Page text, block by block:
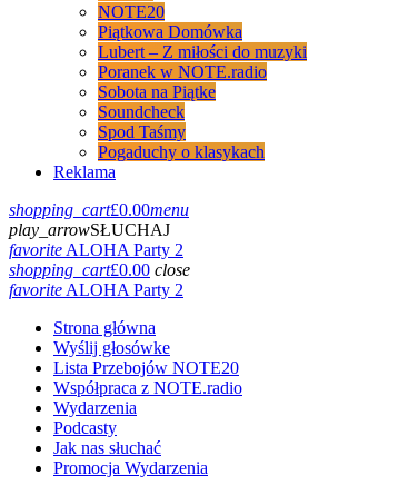
NOTE20
Piątkowa Domówka
Lubert – Z miłości do muzyki
Poranek w NOTE.radio
Sobota na Piątke
Soundcheck
Spod Taśmy
Pogaduchy o klasykach
Reklama
shopping_cart£0.00menu
play_arrowSŁUCHAJ
favoriteALOHA Party 2
shopping_cart£0.00 close
favoriteALOHA Party 2
Strona główna
Wyślij głosówke
Lista Przebojów NOTE20
Współpraca z NOTE.radio
Wydarzenia
Podcasty
Jak nas słuchać
Promocja Wydarzenia